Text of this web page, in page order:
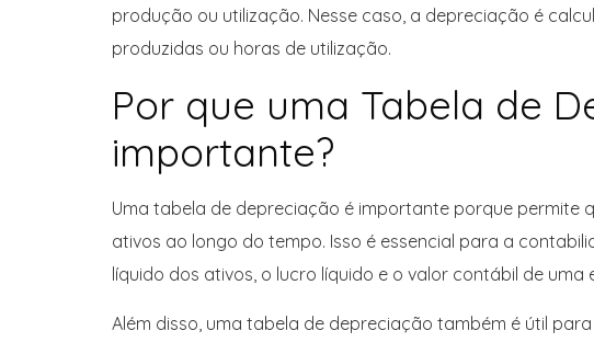
produção ou utilização. Nesse caso, a depreciação é
produzidas ou horas de utilização.
Por que uma Tabela de
importante?
Uma tabela de depreciação é importante porque permite
ativos ao longo do tempo. Isso é essencial para a
líquido dos ativos, o lucro líquido e o valor contábil de uma
Além disso, uma tabela de depreciação também é útil